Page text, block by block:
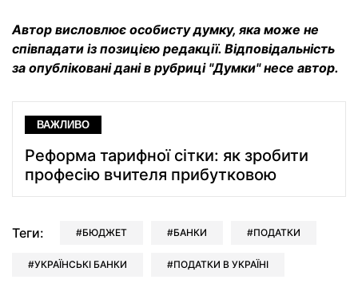
Автор висловлює особисту думку, яка може не
співпадати із позицією редакції. Відповідальність
за опубліковані дані в рубриці "Думки" несе автор.
ВАЖЛИВО
Реформа тарифної сітки: як зробити
професію вчителя прибутковою
Теги: БЮДЖЕТ БАНКИ ПОДАТКИ
УКРАЇНСЬКІ БАНКИ ПОДАТКИ В УКРАЇНІ